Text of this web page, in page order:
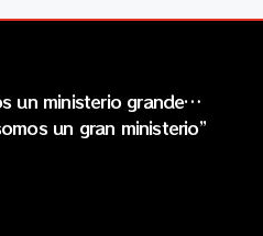
un ministerio grande…
un gran ministerio”